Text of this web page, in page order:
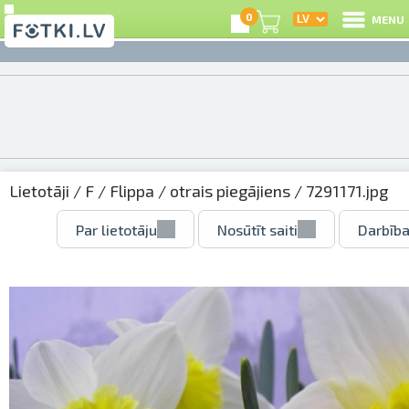
0 MENU
Lietotāji / F / Flippa / otrais piegājiens / 7291171.jpg
Par lietotāju Nosūtīt saiti